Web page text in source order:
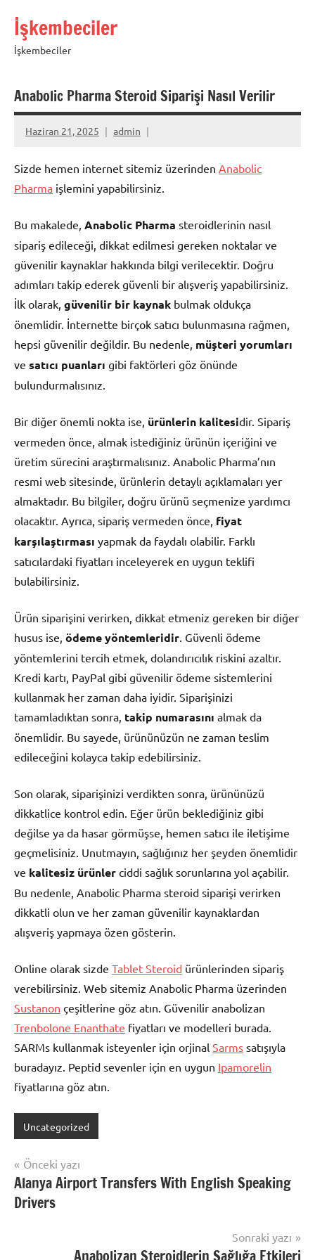
İşkembeciler
İşkembeciler
Anabolic Pharma Steroid Siparişi Nasıl Verilir
Haziran 21, 2025 admin
Sizde hemen internet sitemiz üzerinden Anabolic
Pharma işlemini yapabilirsiniz.
Bu makalede, Anabolic Pharma steroidlerinin nasıl
sipariş edileceği, dikkat edilmesi gereken noktalar ve
güvenilir kaynaklar hakkında bilgi verilecektir. Doğru
adımları takip ederek güvenli bir alışveriş yapabilirsiniz.
İlk olarak, güvenilir bir kaynak bulmak oldukça
önemlidir. İnternette birçok satıcı bulunmasına rağmen,
hepsi güvenilir değildir. Bu nedenle, müşteri yorumları
ve satıcı puanları gibi faktörleri göz önünde
bulundurmalısınız.
Bir diğer önemli nokta ise, ürünlerin kalitesidir. Sipariş
vermeden önce, almak istediğiniz ürünün içeriğini ve
üretim sürecini araştırmalısınız. Anabolic Pharma’nın
resmi web sitesinde, ürünlerin detaylı açıklamaları yer
almaktadır. Bu bilgiler, doğru ürünü seçmenize yardımcı
olacaktır. Ayrıca, sipariş vermeden önce, fiyat
karşılaştırması yapmak da faydalı olabilir. Farklı
satıcılardaki fiyatları inceleyerek en uygun teklifi
bulabilirsiniz.
Ürün siparişini verirken, dikkat etmeniz gereken bir diğer
husus ise, ödeme yöntemleridir. Güvenli ödeme
yöntemlerini tercih etmek, dolandırıcılık riskini azaltır.
Kredi kartı, PayPal gibi güvenilir ödeme sistemlerini
kullanmak her zaman daha iyidir. Siparişinizi
tamamladıktan sonra, takip numarasını almak da
önemlidir. Bu sayede, ürününüzün ne zaman teslim
edileceğini kolayca takip edebilirsiniz.
Son olarak, siparişinizi verdikten sonra, ürününüzü
dikkatlice kontrol edin. Eğer ürün beklediğiniz gibi
değilse ya da hasar görmüşse, hemen satıcı ile iletişime
geçmelisiniz. Unutmayın, sağlığınız her şeyden önemlidir
ve kalitesiz ürünler ciddi sağlık sorunlarına yol açabilir.
Bu nedenle, Anabolic Pharma steroid siparişi verirken
dikkatli olun ve her zaman güvenilir kaynaklardan
alışveriş yapmaya özen gösterin.
Online olarak sizde Tablet Steroid ürünlerinden sipariş
verebilirsiniz. Web sitemiz Anabolic Pharma üzerinden
Sustanon çeşitlerine göz atın. Güvenilir anabolizan
Trenbolone Enanthate fiyatları ve modelleri burada.
SARMs kullanmak isteyenler için orjinal Sarms satışıyla
buradayız. Peptid sevenler için en uygun Ipamorelin
fiyatlarına göz atın.
Uncategorized
Yazı
gezinmesi
Önceki yazı
Alanya Airport Transfers With English Speaking
Drivers
Sonraki yazı